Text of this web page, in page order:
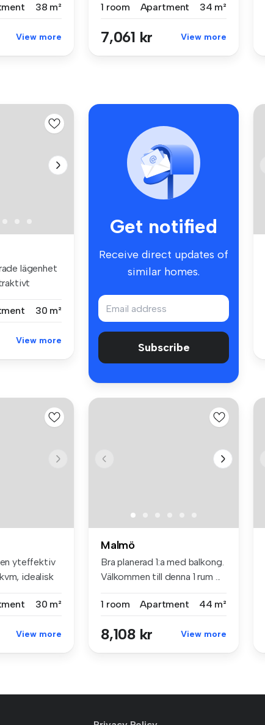
38 m²
View more
1 room
Apartment 34 m²
7,061 kr View more
lägenhet
30 m²
View more
Get notified
Receive direct updates of
similar homes.
Subscribe
yteffektiv
idealisk
30 m²
View more
Malmö
Bra planerad 1:a med balkong.
Välkommen till denna 1 rum ...
1 room Apartment 44 m²
8,108 kr View more